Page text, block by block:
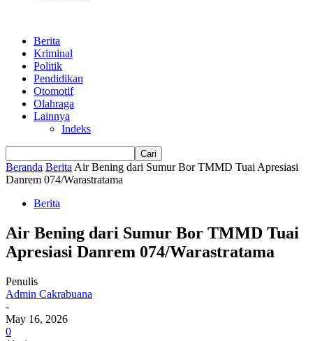
Berita
Kriminal
Politik
Pendidikan
Otomotif
Olahraga
Lainnya
Indeks
Beranda Berita Air Bening dari Sumur Bor TMMD Tuai Apresiasi
Danrem 074/Warastratama
Berita
Air Bening dari Sumur Bor TMMD Tuai
Apresiasi Danrem 074/Warastratama
Penulis
Admin Cakrabuana
-
May 16, 2026
0